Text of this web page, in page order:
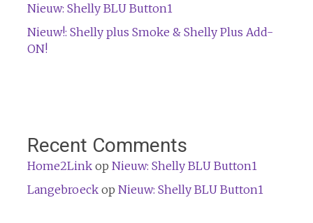
Nieuw: Shelly BLU Button1
Nieuw!: Shelly plus Smoke & Shelly Plus Add-
ON!
Recent Comments
Home2Linkop Nieuw: Shelly BLU Button1
Langebroeckop Nieuw: Shelly BLU Button1